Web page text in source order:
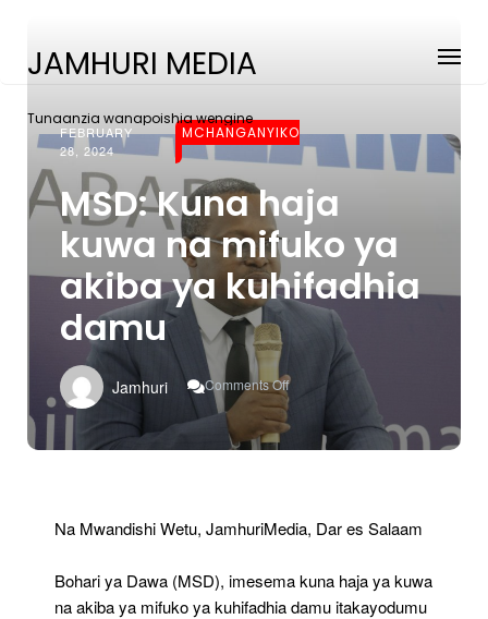
JAMHURI MEDIA
Tunaanzia wanapoishia wengine
FEBRUARY
28, 2024
MCHANGANYIKO
MSD: Kuna haja
kuwa na mifuko ya
akiba ya kuhifadhia
damu
Jamhuri Comments Off
On
MSD:
Haja
Ya
Akiba
Kuhifadhia
Damu
Na Mwandishi Wetu, JamhuriMedia, Dar es Salaam
Bohari ya Dawa (MSD), imesema kuna haja ya kuwa
na akiba ya mifuko ya kuhifadhia damu itakayodumu